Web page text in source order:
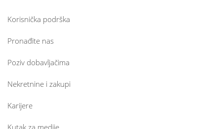
Korisnička podrška
Pronađite nas
Poziv dobavljačima
Nekretnine i zakupi
Karijere